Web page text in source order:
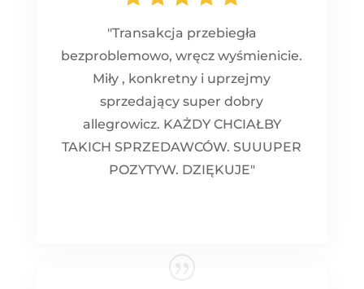
"Transakcja przebiegła
bezproblemowo, wręcz wyśmienicie.
Miły , konkretny i uprzejmy
sprzedający super dobry
allegrowicz. KAŻDY CHCIAŁBY
TAKICH SPRZEDAWCÓW. SUUUPER
POZYTYW. DZIĘKUJE"